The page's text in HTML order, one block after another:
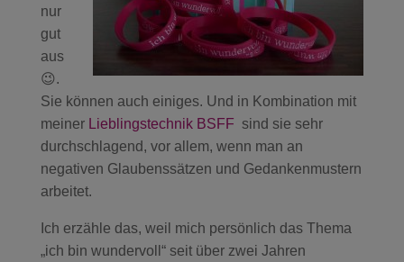
nur
gut
aus
😉.
Sie können auch einiges. Und in Kombination mit
meiner Lieblingstechnik BSFF sind sie sehr
durchschlagend, vor allem, wenn man an
negativen Glaubenssätzen und Gedankenmustern
arbeitet.
Ich erzähle das, weil mich persönlich das Thema
„ich bin wundervoll“ seit über zwei Jahren